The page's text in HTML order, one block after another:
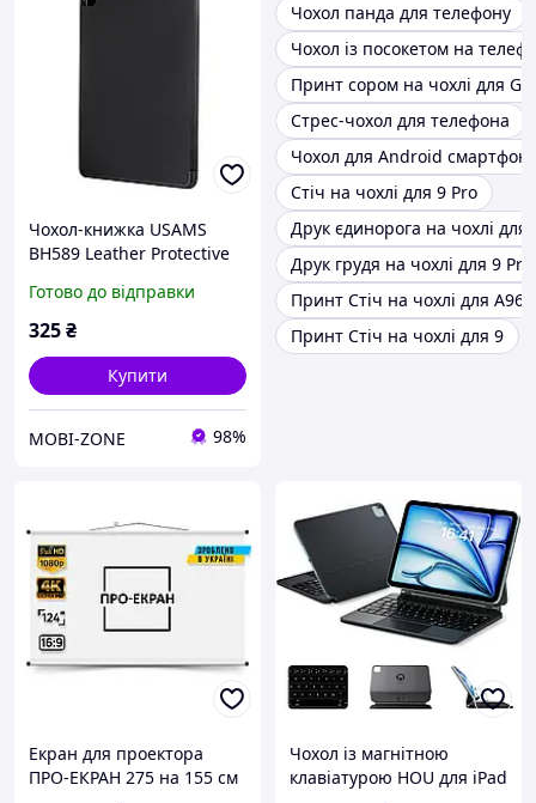
Чохол-книжка USAMS
BH589 Leather Protective
Winto Series 12.9 inches
Black
Готово до відправки
325₴
Купити
MOBI-ZONE 98%
Чохол панда для телефону
Чохол із посокетом на
Принт сором на чохлі для
Стрес-чохол для телефона
Чохол для Android
Стіч на чохлі для 9 Pro
Друк єдинорога на чохлі для
Друк грудя на чохлі для 9 Pro
Принт Стіч на чохлі для A96
Принт Стіч на чохлі для 9
Екран для проектора
ПРО-ЕКРАН 275 на 155 см
Чохол із магнітною
клавіатурою HOU для iPad